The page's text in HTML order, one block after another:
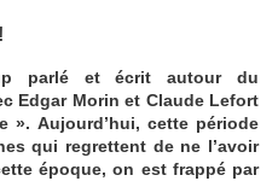
parlé et écrit autour du
Edgar Morin et Claude Lefort
». Aujourd’hui, cette période
qui regrettent de ne l’avoir
époque, on est frappé par